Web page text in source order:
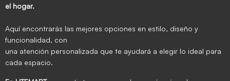
el hogar.
Aquí encontrarás las mejores opciones en estilo, diseño y
funcionalidad, con
una atención personalizada que te ayudará a elegir lo ideal para
cada espacio.